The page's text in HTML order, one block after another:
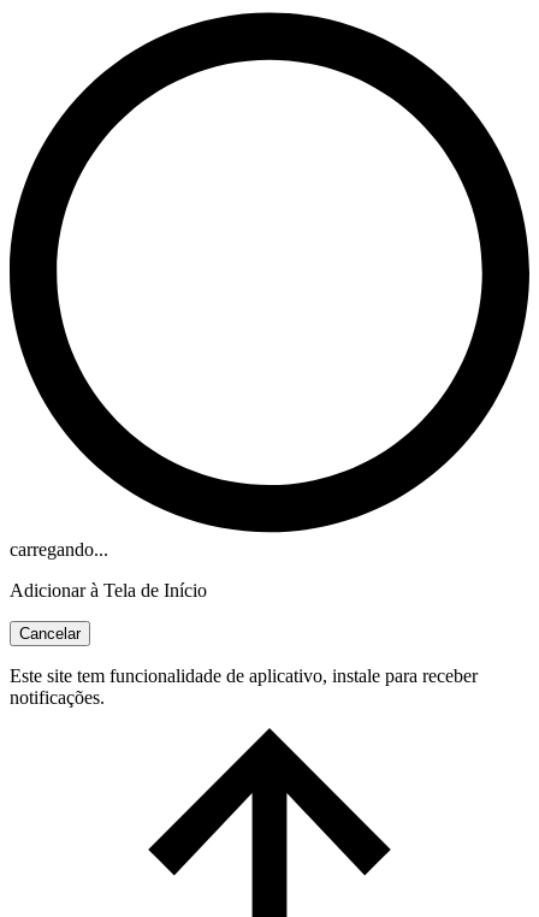
carregando...
Adicionar à Tela de Início
Cancelar
Este site tem funcionalidade de aplicativo, instale para receber
notificações.